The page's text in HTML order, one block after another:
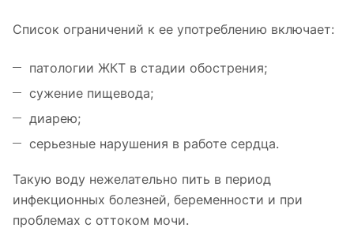
Список ограничений к ее употреблению включает:
патологии ЖКТ в стадии обострения;
сужение пищевода;
диарею;
серьезные нарушения в работе сердца.
Такую воду нежелательно пить в период
инфекционных болезней, беременности и при
проблемах с оттоком мочи.